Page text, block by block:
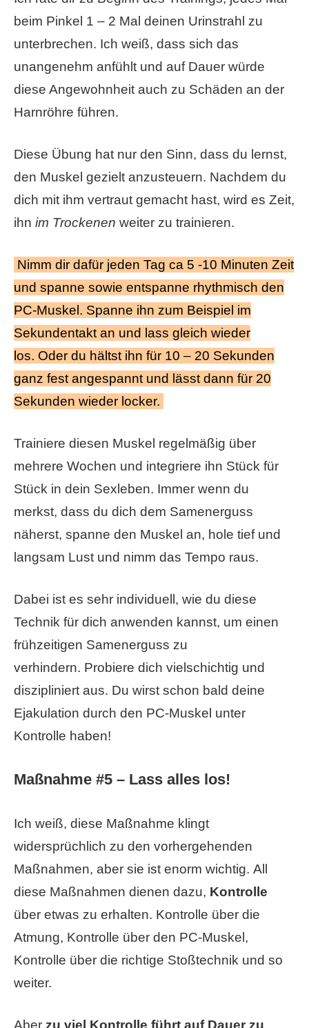
beim Pinkel 1 – 2 Mal deinen Urinstrahl zu
unterbrechen. Ich weiß, dass sich das
unangenehm anfühlt und auf Dauer würde
diese Angewohnheit auch zu Schäden an der
Harnröhre führen.
Diese Übung hat nur den Sinn, dass du lernst,
den Muskel gezielt anzusteuern. Nachdem du
dich mit ihm vertraut gemacht hast, wird es Zeit,
ihn im Trockenen weiter zu trainieren.
Nimm dir dafür jeden Tag ca 5 -10 Minuten Zeit
und spanne sowie entspanne rhythmisch den
PC-Muskel. Spanne ihn zum Beispiel im
Sekundentakt an und lass gleich wieder
los. Oder du hältst ihn für 10 – 20 Sekunden
ganz fest angespannt und lässt dann für 20
Sekunden wieder locker.
Trainiere diesen Muskel regelmäßig über
mehrere Wochen und integriere ihn Stück für
Stück in dein Sexleben. Immer wenn du
merkst, dass du dich dem Samenerguss
näherst, spanne den Muskel an, hole tief und
langsam Lust und nimm das Tempo raus.
Dabei ist es sehr individuell, wie du diese
Technik für dich anwenden kannst, um einen
frühzeitigen Samenerguss zu
verhindern. Probiere dich vielschichtig und
diszipliniert aus. Du wirst schon bald deine
Ejakulation durch den PC-Muskel unter
Kontrolle haben!
Maßnahme #5 – Lass alles los!
Ich weiß, diese Maßnahme klingt
widersprüchlich zu den vorhergehenden
Maßnahmen, aber sie ist enorm wichtig. All
diese Maßnahmen dienen dazu, Kontrolle
über etwas zu erhalten. Kontrolle über die
Atmung, Kontrolle über den PC-Muskel,
Kontrolle über die richtige Stoßtechnik und so
weiter.
Aber zu viel Kontrolle führt auf Dauer zu